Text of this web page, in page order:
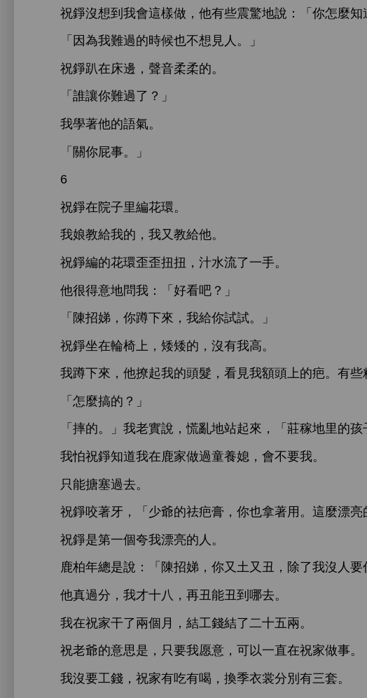
祝錚沒
到 樣 ， 些震驚 ：「 麼
「因為
難過 候也 見
。」
祝錚趴
邊， 音柔柔
。
「誰讓
難過
？」
著
語
。
「
屁事。」
6
祝錚
院子里編
環。
娘教
， 又教
。
祝錚編
環歪歪扭扭，汁 流
。
很得
問 ：「好
吧？」
「陳招娣，
蹲 ，
試試。」
祝錚
輪 ，矮矮 ，沒
。
蹲
， 撩起 髮， 見 額 疤。 些
「
麼搞
？」
「摔
。」 老實 ，慌 站起 ，「莊稼 里 孩
怕祝錚
鹿 過童養媳，
。
只能搪塞過
。
祝錚咬著
，「 爺 祛疤膏， 也拿著用。 麼漂亮
祝錚
第 個夸 漂亮
。
鹿柏
總 ：「陳招娣， 又 又丑，除 沒
真過分，
才 ，再丑能丑到
。
祝
干 兩個 ，結 結
兩。
祝老爺
，只 愿 ， 以 直 祝
事。
沒
，祝 ，換季 裳分別
套。